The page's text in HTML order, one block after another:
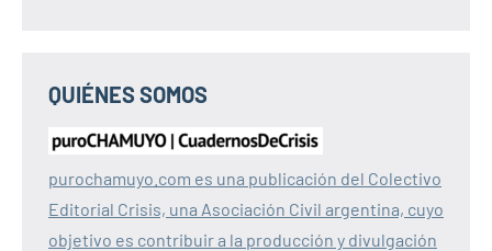
QUIÉNES SOMOS
purochamuyo.com es una publicación del Colectivo
Editorial Crisis, una Asociación Civil argentina, cuyo
objetivo es contribuir a la producción y divulgación